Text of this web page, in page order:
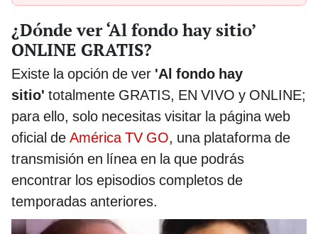
¿Dónde ver ‘Al fondo hay sitio’
ONLINE GRATIS?
Existe la opción de ver 'Al fondo hay
sitio' totalmente GRATIS, EN VIVO y ONLINE;
para ello, solo necesitas visitar la página web
oficial de América TV GO, una plataforma de
transmisión en línea en la que podrás
encontrar los episodios completos de
temporadas anteriores.